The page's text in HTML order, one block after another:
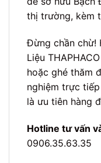
thị trường, kèm
Đừng chần chừ!
Liệu
hoặc ghé thăm
nghiệm trực
là ưu tiên hàng
Hotline tư vấn
0906.35.63.35